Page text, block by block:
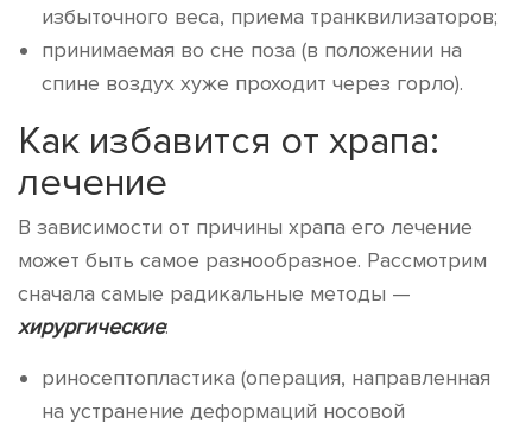
избыточного веса, приема транквилизаторов;
принимаемая во сне поза (в положении на
спине воздух хуже проходит через горло).
Как избавится от храпа:
лечение
В зависимости от причины храпа его лечение
может быть самое разнообразное. Рассмотрим
сначала самые радикальные методы —
хирургические:
риносептопластика (операция, направленная
на устранение деформаций носовой